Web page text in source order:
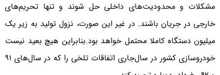
مشکلات و محدودیت‌های داخلی حل شوند و تنها تحریم‌های
خارجی در جریان باشند. در غیر این صورت، نزول تولید به زیر یک
میلیون دستگاه کاملا محتمل خواهد بود.بنابراین هیچ بعید نیست
خودروسازی کشور در سال‌جاری اتفاقات تلخی را که در سال‌های ۹۱